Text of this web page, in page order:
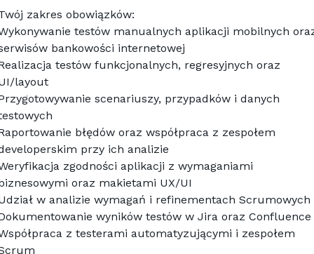
zakres obowiązków:
testów manualnych aplikacji mobilnych
bankowości internetowej
testów funkcjonalnych, regresyjnych oraz
layout
scenariuszy, przypadków i danych
błędów oraz współpraca z zespołem
przy ich analizie
zgodności aplikacji z wymaganiami
oraz makietami UX/UI
w analizie wymagań i refinementach Scrumowych
wyników testów w Jira oraz Confluence
z testerami automatyzującymi i zespołem